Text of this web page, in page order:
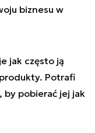
biznesu w
jak często ją
Potrafi
by pobierać jej jak